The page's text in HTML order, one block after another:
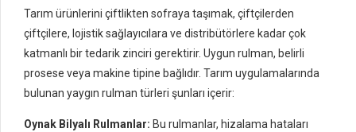
Tarım ürünlerini çiftlikten sofraya taşımak, çiftçilerden
çiftçilere, lojistik sağlayıcılara ve distribütörlere kadar çok
katmanlı bir tedarik zinciri gerektirir. Uygun rulman, belirli
prosese veya makine tipine bağlıdır. Tarım uygulamalarında
bulunan yaygın rulman türleri şunları içerir:
Oynak Bilyalı Rulmanlar: Bu rulmanlar, hizalama hataları